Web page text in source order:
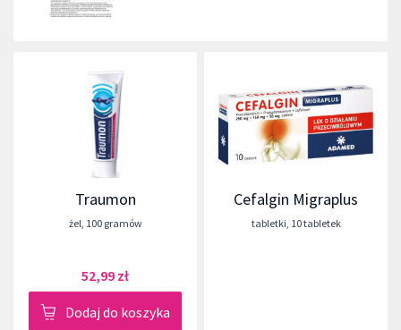
Traumon
żel 100 gramów
52,99 zł
Dodaj do koszyka
Cefalgin Migraplus
tabletki 10 tabletek